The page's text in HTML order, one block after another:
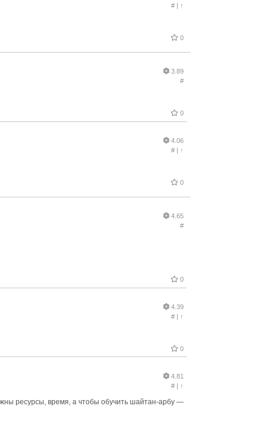
#| ↑
0
3.89
#
0
4.06
#| ↑
0
4.65
#
0
4.39
#| ↑
0
4.81
#| ↑
ресурсы, время, а чтобы обучить шайтан-арбу —